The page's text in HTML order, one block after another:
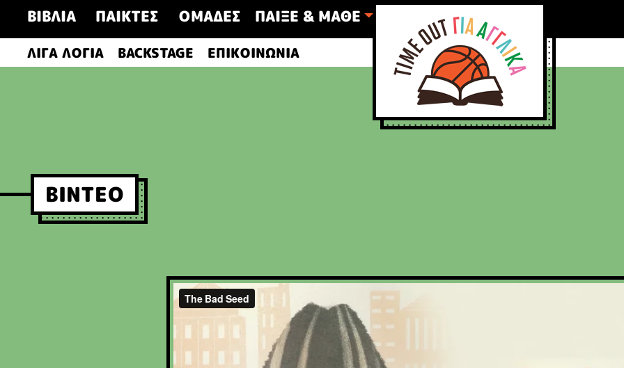
Μετάβαση
περιεχόμενο
ΒΙΒΛΙΑ ΠΑΙΚΤΕΣ ΟΜΑΔΕΣ ΠΑΙΞΕ & ΜΑΘΕ
ΛΙΓΑ ΛΟΓΙΑ BACKSTAGE ΕΠΙΚΟΙΝΩΝΙΑ
ΒΙΝΤΕΟ